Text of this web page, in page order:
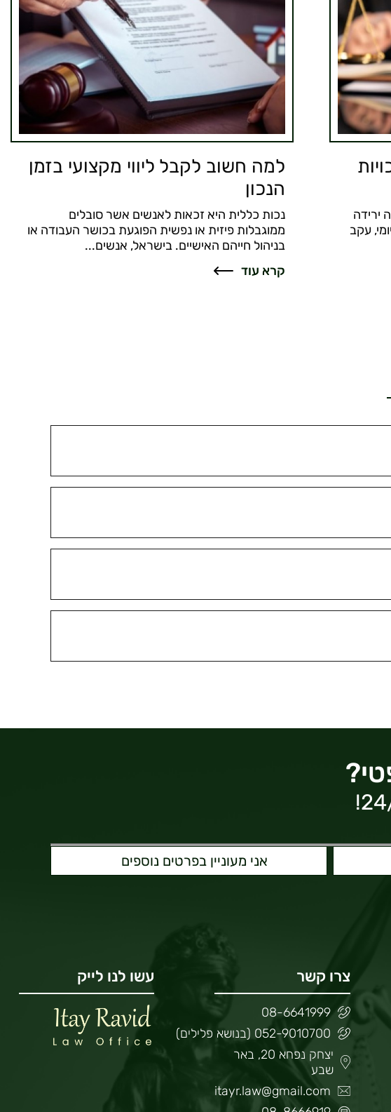
ירידה
עקב
למה חשוב לקבל ליווי מקצועי בזמן
הנכון
נכות כללית היא זכאות לאנשים אשר סובלים
ממוגבלות פיזית או נפשית הפוגעת בכושר העבודה או
בניהול חייהם האישיים. בישראל, אנשים...
קרא עוד
צרו קשר
08-6641999
052-9010700 (בנושא פלילים)
יצחק נפחא 20, באר
שבע
itayr.law@gmail.com
עשו לנו לייק